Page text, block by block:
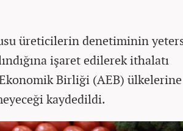
üreticilerin denetiminin
işaret edilerek ithalatı
Birliği (AEB) ülkelerine
kaydedildi.